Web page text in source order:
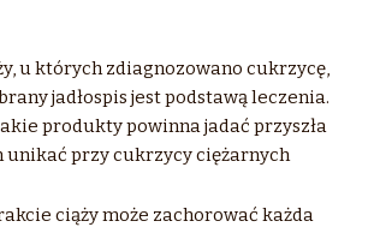
u których zdiagnozowano cukrzycę,
jadłospis jest podstawą leczenia.
produkty powinna jadać przyszła
unikać przy cukrzycy ciężarnych
ciąży może zachorować każda